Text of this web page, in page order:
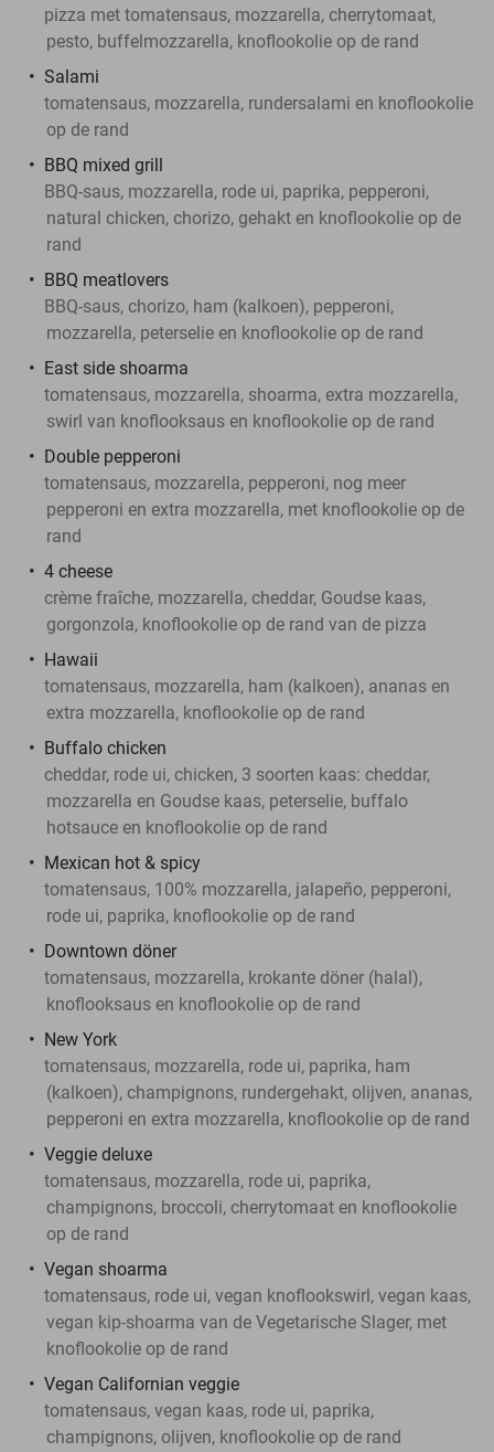
pizza met tomatensaus, mozzarella, cherrytomaat,
pesto, buffelmozzarella, knoflookolie op de rand
Salami
tomatensaus, mozzarella, rundersalami en knoflookolie
op de rand
BBQ mixed grill
BBQ-saus, mozzarella, rode ui, paprika, pepperoni,
natural chicken, chorizo, gehakt en knoflookolie op de
rand
BBQ meatlovers
BBQ-saus, chorizo, ham (kalkoen), pepperoni,
mozzarella, peterselie en knoflookolie op de rand
East side shoarma
tomatensaus, mozzarella, shoarma, extra mozzarella,
swirl van knoflooksaus en knoflookolie op de rand
Double pepperoni
tomatensaus, mozzarella, pepperoni, nog meer
pepperoni en extra mozzarella, met knoflookolie op de
rand
4 cheese
crème fraîche, mozzarella, cheddar, Goudse kaas,
gorgonzola, knoflookolie op de rand van de pizza
Hawaii
tomatensaus, mozzarella, ham (kalkoen), ananas en
extra mozzarella, knoflookolie op de rand
Buffalo chicken
cheddar, rode ui, chicken, 3 soorten kaas: cheddar,
mozzarella en Goudse kaas, peterselie, buffalo
hotsauce en knoflookolie op de rand
Mexican hot & spicy
tomatensaus, 100% mozzarella, jalapeño, pepperoni,
rode ui, paprika, knoflookolie op de rand
Downtown döner
tomatensaus, mozzarella, krokante döner (halal),
knoflooksaus en knoflookolie op de rand
New York
tomatensaus, mozzarella, rode ui, paprika, ham
(kalkoen), champignons, rundergehakt, olijven, ananas,
pepperoni en extra mozzarella, knoflookolie op de rand
Veggie deluxe
tomatensaus, mozzarella, rode ui, paprika,
champignons, broccoli, cherrytomaat en knoflookolie
op de rand
Vegan shoarma
tomatensaus, rode ui, vegan knoflookswirl, vegan kaas,
vegan kip-shoarma van de Vegetarische Slager, met
knoflookolie op de rand
Vegan Californian veggie
tomatensaus, vegan kaas, rode ui, paprika,
champignons, olijven, knoflookolie op de rand